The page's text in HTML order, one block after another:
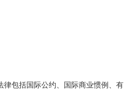
律包括国际公约、国际商业惯例、有